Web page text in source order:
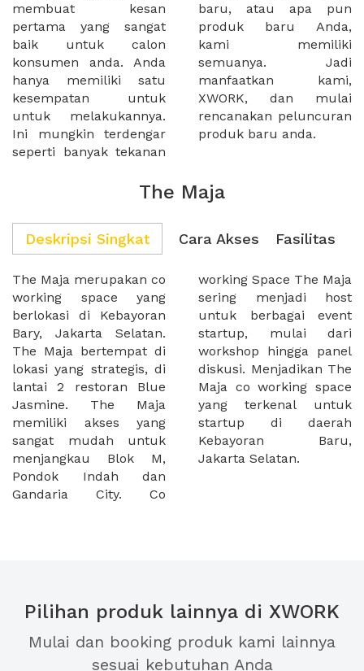
membuat kesan
pertama yang sangat
baik untuk calon
konsumen anda. Anda
hanya memiliki satu
kesempatan untuk
untuk melakukannya.
Ini mungkin terdengar
seperti banyak tekanan
baru, atau apa pun
produk baru Anda,
kami memiliki
semuanya. Jadi
manfaatkan kami,
XWORK, dan mulai
rencanakan peluncuran
produk baru anda.
The Maja
Deskripsi Singkat Cara Akses Fasilitas
The Maja merupakan co
working space yang
berlokasi di Kebayoran
Bary, Jakarta Selatan.
The Maja bertempat di
lokasi yang strategis, di
lantai 2 restoran Blue
Jasmine. The Maja
memiliki akses yang
sangat mudah untuk
menjangkau Blok M,
Pondok Indah dan
Gandaria City. Co
working Space The Maja
sering menjadi host
untuk berbagai event
startup, mulai dari
workshop hingga panel
diskusi. Menjadikan The
Maja co working space
yang terkenal untuk
startup di daerah
Kebayoran Baru,
Jakarta Selatan.
Pilihan produk lainnya di XWORK
Mulai dan booking produk kami lainnya
sesuai kebutuhan Anda